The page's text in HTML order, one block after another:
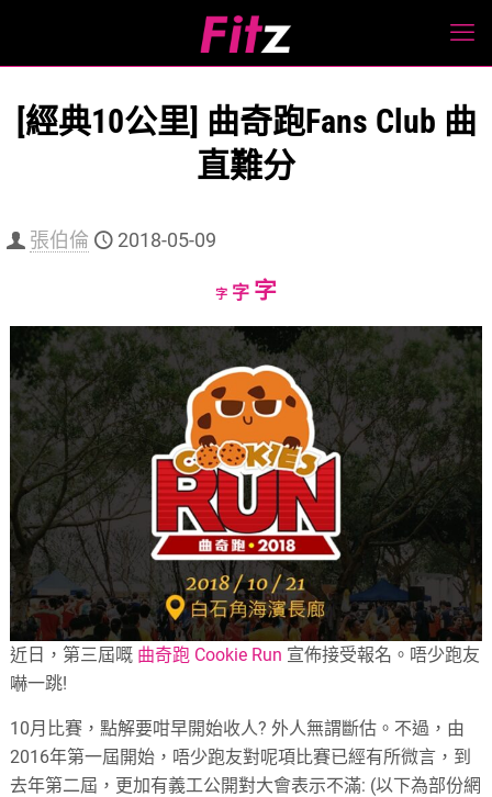
[經典10公里] 曲奇跑Fans Club 曲
直難分
張伯倫 2018-05-09
字Decrease
size.
字Reset
size.
字Increase
size.
近日，第三屆嘅 曲奇跑 Cookie Run 宣佈接受報名。唔少跑友
嚇一跳!
10月比賽，點解要咁早開始收人? 外人無謂斷估。不過，由
2016年第一屆開始，唔少跑友對呢項比賽已經有所微言，到
去年第二屆，更加有義工公開對大會表示不滿: (以下為部份網